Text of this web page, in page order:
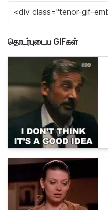
தொடர்புடைய GIFகள்